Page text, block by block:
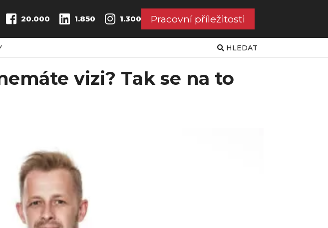
20.000 1.850 1.300 Pracovní příležitosti
HLEDAT
vizi? Tak se na to